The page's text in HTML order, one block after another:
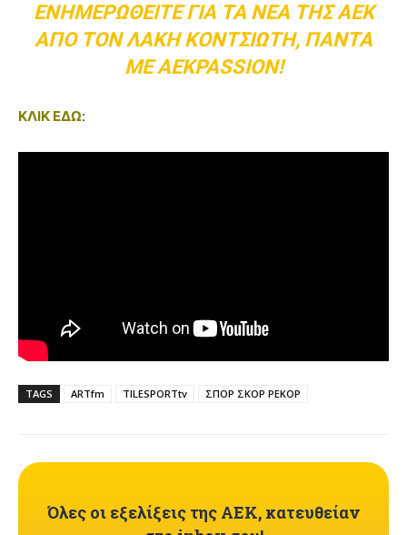
ΕΝΗΜΕΡΩΘΕΊΤΕ ΓΙΑ ΤΑ ΝΈΑ ΤΗΣ ΑΕΚ
ΑΠΌ ΤΟΝ ΛΆΚΗ ΚΟΝΤΣΙΏΤΗ, ΠΆΝΤΑ
ΜΕ AEKPASSION!
ΚΛΙΚ ΕΔΩ:
TAGS ARTfm TILESPORTtv ΣΠΟΡ ΣΚΟΡ ΡΕΚΟΡ